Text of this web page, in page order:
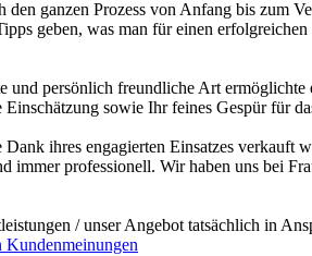
ganzen Prozess von Anfang bis zum
geben, was man für einen
persönlich freundliche Art
sowie Ihr feines Gespür für
ihres engagierten Einsatzes verkauft
professionell. Wir haben uns bei
/ unser Angebot tatsächlich in
Kundenmeinungen